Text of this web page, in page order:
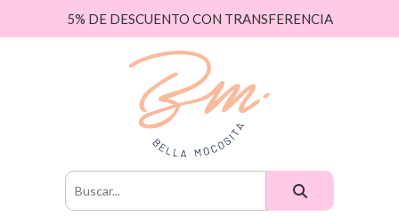
5% DE DESCUENTO CON TRANSFERENCIA